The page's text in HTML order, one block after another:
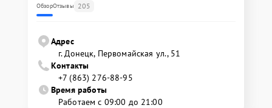
ОбзорОтзывы 205
Адрес
г. Донецк, Первомайская ул., 51
Контакты
+7 (863) 276-88-95
Время работы
Работаем с 09:00 до 21:00